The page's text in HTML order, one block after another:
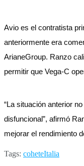
Avio es el contratista
anteriormente era
ArianeGroup. Ranzo
permitir que Vega-C
“La situación anterior
disfuncional”, afirmó
mejorar el rendimiento
Tags: coheteItalia